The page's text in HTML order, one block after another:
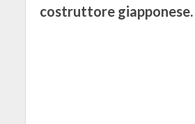
costruttore giapponese.